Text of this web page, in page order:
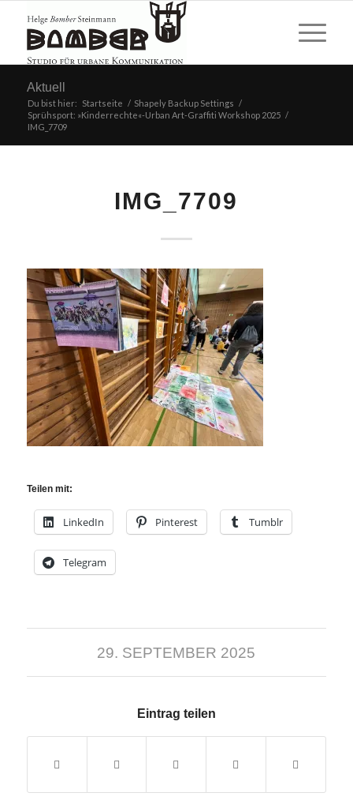
Aktuell
Du bist hier: Startseite / Shapely Backup Settings /
Sprühsport: »Kinderrechte«-Urban Art-Graffiti Workshop 2025 /
IMG_7709
IMG_7709
Teilen mit:
LinkedIn Pinterest Tumblr
Telegram
29. SEPTEMBER 2025
Eintrag teilen